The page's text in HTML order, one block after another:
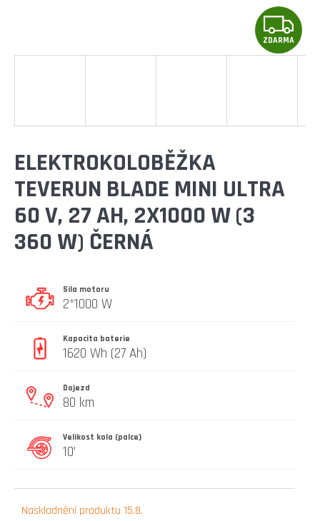
ELEKTROKOLOBĚŽKA
TEVERUN BLADE MINI ULTRA
60 V, 27 AH, 2X1000 W (3
360 W) ČERNÁ
Síla motoru
2*1000 W
Kapacita baterie
1620 Wh (27 Ah)
Dojezd
80 km
Velikost kola (palce)
10'
Naskladnění produktu 15.8.
Z
D
ZDARMA
E
J
T
?
M